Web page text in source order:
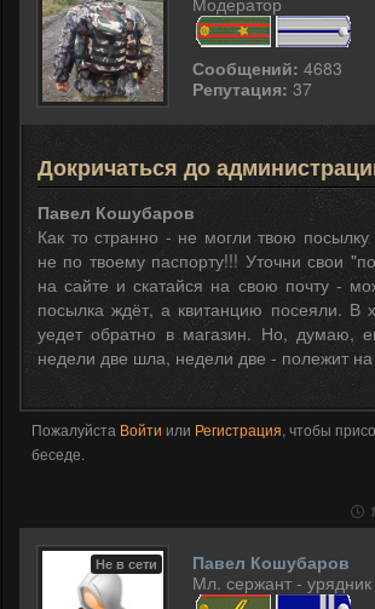
Сообщений: 4683
Репутация: 37
Докричаться до
Павел Кошубаров
Как то странно - не могли твою посылку
не по твоему паспорту!!! Уточни свои
на сайте и скатайся на свою почту -
посылка ждёт, а квитанцию посеяли. В
уедет обратно в магазин. Но, думаю,
недели две шла, недели две - полежит на
Пожалуйста Войти или Регистрация, чтобы
беседе.
Не в сети
Павел Кошубаров
Мл. сержант - урядник